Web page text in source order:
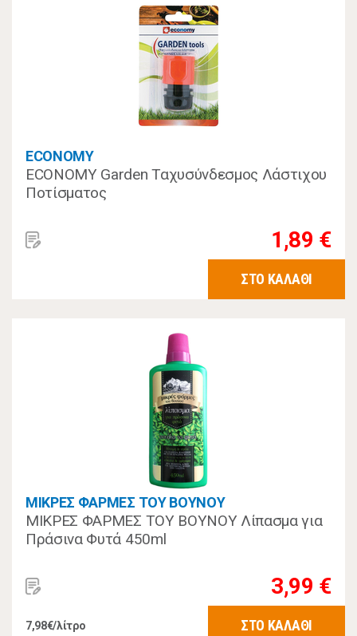
ECONOMY
ECONOMY Garden Ταχυσύνδεσμος Λάστιχου
Ποτίσματος
1,89 €
ΣΤΟ ΚΑΛΑΘΙ
ΜΙΚΡΕΣ ΦΑΡΜΕΣ ΤΟΥ ΒΟΥΝΟΥ
ΜΙΚΡΕΣ ΦΑΡΜΕΣ ΤΟΥ ΒΟΥΝΟΥ Λίπασμα για
Πράσινα Φυτά 450ml
3,99 €
7,98€/λίτρο ΣΤΟ ΚΑΛΑΘΙ